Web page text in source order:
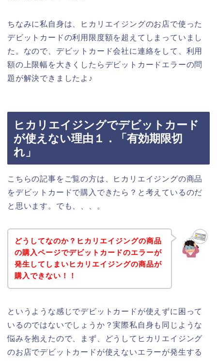
ちなみに私自身は、ヒカリエイジングのお店で使った
デビットカードの利用限度額を超えてしまっていまし
た。なので、デビットカード会社に連絡をして、利用
額の上限幅を大きくしたらデビットカードエラーの問
題が解決できましたよ♪
ヒカリエイジングでデビットカード
が使えない理由１．「有効期限切
れ」
こちらの記事をご覧の方は、ヒカリエイジングの商品
をデビットカードで購入できたら？と考えているのだ
と思います。でも、、、。
どうしてなのか？ヒカリエイジングの商品
の購入ページでデビットカードのエラーが
発生してしまいヒカリエイジングの商品が
購入できない！！
というような感じでデビットカードが使えずに困って
いるのではないでしょうか？実際私自身も同じような
悩みを抱えたので、まず、どうしてヒカリエイジング
のお店でデビットカードが使えないエラーが発生する